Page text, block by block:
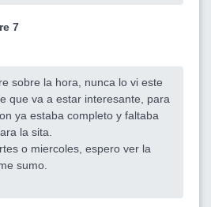
7
sobre la hora, nunca lo vi este
que va a estar interesante, para
ya estaba completo y faltaba
la sita.
o miercoles, espero ver la
sumo.